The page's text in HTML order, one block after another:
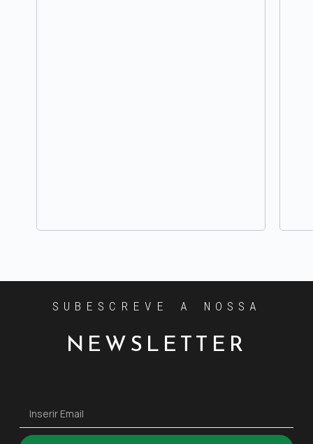
SUBESCREVE A NOSSA
NEWSLETTER